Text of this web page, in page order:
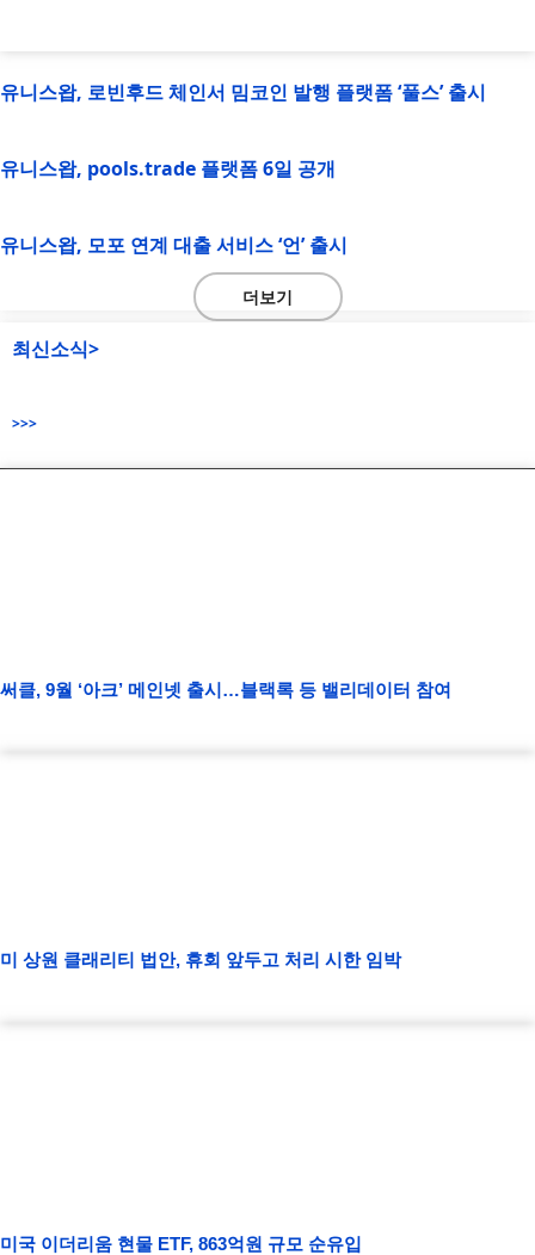
유니스왑, 로빈후드 체인서 밈코인 발행 플랫폼 ‘풀스’ 출시
유니스왑, pools.trade 플랫폼 6일 공개
유니스왑, 모포 연계 대출 서비스 ‘언’ 출시
더보기
최신소식>
>>>
써클, 9월 ‘아크’ 메인넷 출시…블랙록 등 밸리데이터 참여
미 상원 클래리티 법안, 휴회 앞두고 처리 시한 임박
미국 이더리움 현물 ETF, 863억원 규모 순유입